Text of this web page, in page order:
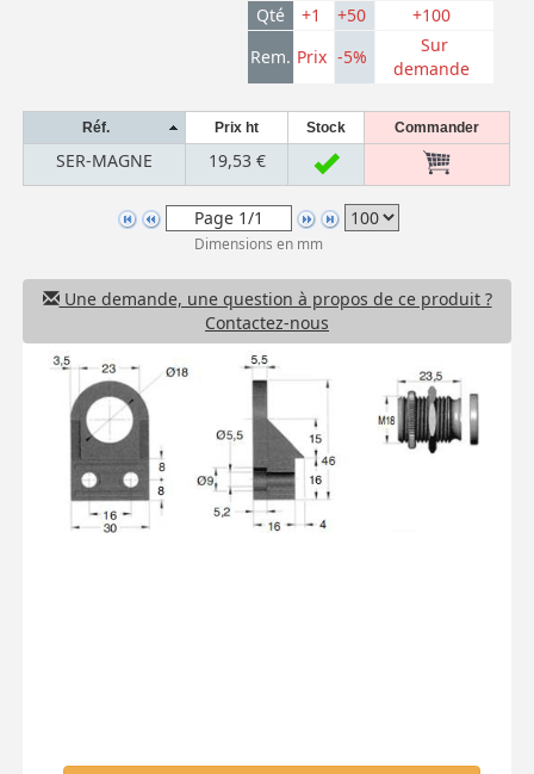
Qté
+1 +50
+100
Rem. Prix -5%
Sur
demande
Réf. Prix ht Stock Commander
SER-MAGNE 19,53 €
Dimensions en mm
Une demande, une question à propos de ce produit ?
Contactez-nous